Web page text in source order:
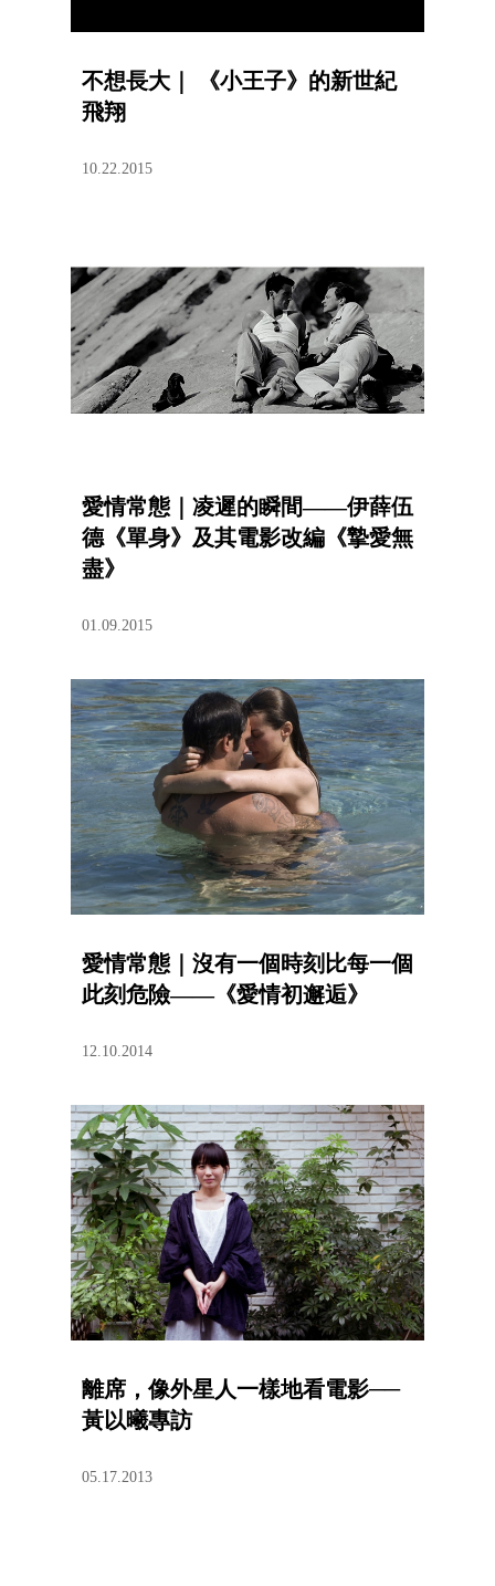
不想長大｜ 《小王子》的新世紀
飛翔
10.22.2015
愛情常態｜凌遲的瞬間——伊薛伍
德《單身》及其電影改編《摯愛無
盡》
01.09.2015
愛情常態｜沒有一個時刻比每一個
此刻危險——《愛情初邂逅》
12.10.2014
離席，像外星人一樣地看電影──
黃以曦專訪
05.17.2013